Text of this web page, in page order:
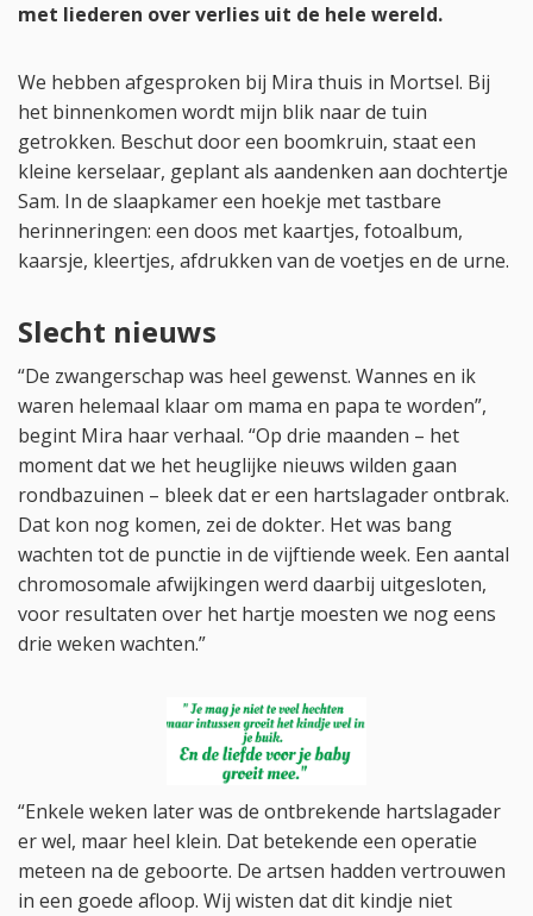
met liederen over verlies uit de hele wereld.
We hebben afgesproken bij Mira thuis in Mortsel. Bij
het binnenkomen wordt mijn blik naar de tuin
getrokken. Beschut door een boomkruin, staat een
kleine kerselaar, geplant als aandenken aan dochtertje
Sam. In de slaapkamer een hoekje met tastbare
herinneringen: een doos met kaartjes, fotoalbum,
kaarsje, kleertjes, afdrukken van de voetjes en de urne.
Slecht nieuws
“De zwangerschap was heel gewenst. Wannes en ik
waren helemaal klaar om mama en papa te worden”,
begint Mira haar verhaal. “Op drie maanden – het
moment dat we het heuglijke nieuws wilden gaan
rondbazuinen – bleek dat er een hartslagader ontbrak.
Dat kon nog komen, zei de dokter. Het was bang
wachten tot de punctie in de vijftiende week. Een aantal
chromosomale afwijkingen werd daarbij uitgesloten,
voor resultaten over het hartje moesten we nog eens
drie weken wachten.”
“Enkele weken later was de ontbrekende hartslagader
er wel, maar heel klein. Dat betekende een operatie
meteen na de geboorte. De artsen hadden vertrouwen
in een goede afloop. Wij wisten dat dit kindje niet